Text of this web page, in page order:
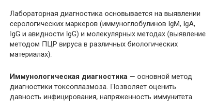
Лабораторная диагностика основывается на выявлении
серологических маркеров (иммуноглобулинов IgМ, IgA,
IgG и авидности IgG) и молекулярных методах (выявление
методом ПЦР вируса в различных биологических
материалах).
Иммунологическая диагностика — основной метод
диагностики токсоплазмоза. Позволяет оценить
давность инфицирования, напряженность иммунитета.